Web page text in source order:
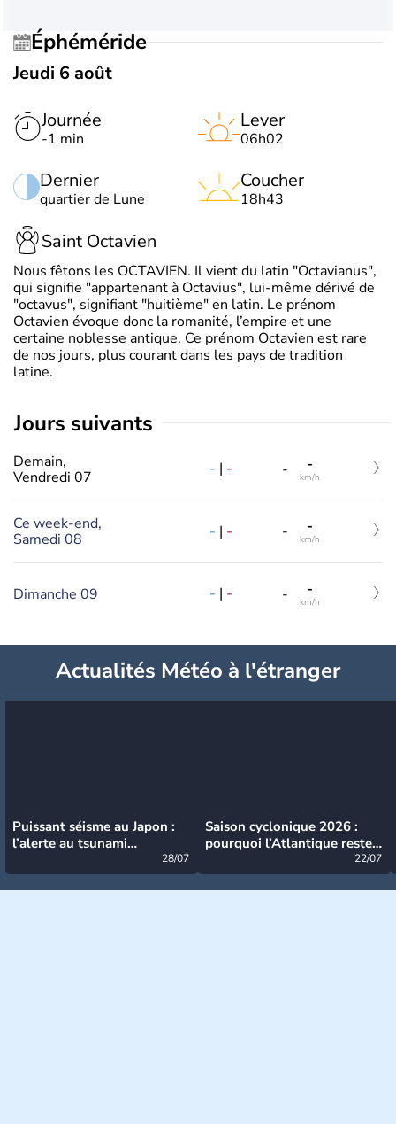
Éphéméride
Jeudi 6 août
Journée
-1 min
Dernier
quartier de Lune
Lever
06h02
Coucher
18h43
Saint Octavien
Nous fêtons les OCTAVIEN. Il vient du latin "Octavianus",
qui signifie "appartenant à Octavius", lui-même dérivé de
"octavus", signifiant "huitième" en latin. Le prénom
Octavien évoque donc la romanité, l’empire et une
certaine noblesse antique. Ce prénom Octavien est rare
de nos jours, plus courant dans les pays de tradition
latine.
jours suivants
Demain,
Vendredi 07
- | - - -
km/h
Ce week-end,
Samedi 08
- | - - -
km/h
Dimanche 09 - | - - -
km/h
Actualités Météo à l'étranger
Puissant séisme au Japon :
l’alerte au tsunami
28/07
Saison cyclonique 2026 :
pourquoi l’Atlantique reste
22/07